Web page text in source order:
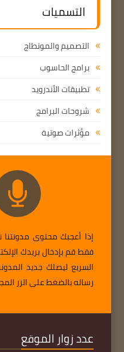
التسميات
التصميم والمونطاج
برامج الحاسوب
تطبيقات الأندرويد
شروحات البرامج
مؤثرات صوتية
إذا أعجبك محتوى
فقط قم بإدخال بريدك
السريع ليصلك جديد
رساله بالضغط على الزر
عدد زوار الموقع